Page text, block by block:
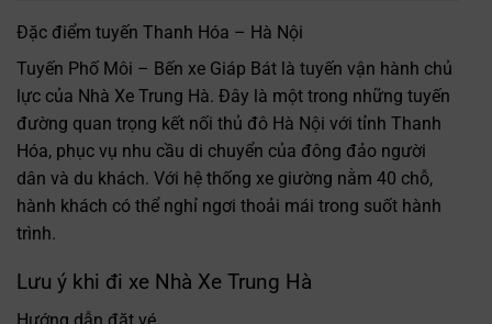
Đặc điểm tuyến Thanh Hóa – Hà Nội
Tuyến Phố Môi – Bến xe Giáp Bát là tuyến vận hành chủ
lực của Nhà Xe Trung Hà. Đây là một trong những tuyến
đường quan trọng kết nối thủ đô Hà Nội với tỉnh Thanh
Hóa, phục vụ nhu cầu di chuyển của đông đảo người
dân và du khách. Với hệ thống xe giường nằm 40 chỗ,
hành khách có thể nghỉ ngơi thoải mái trong suốt hành
trình.
Lưu ý khi đi xe Nhà Xe Trung Hà